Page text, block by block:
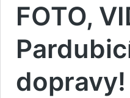
FOTO,
dopravy!